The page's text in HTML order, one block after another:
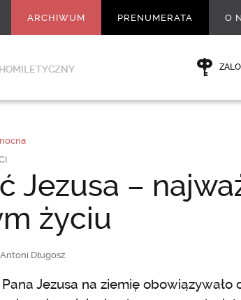
ARCHIWUM PRENUMERATA O
Jezusa –
życiu
Długosz
Jezusa na ziemię